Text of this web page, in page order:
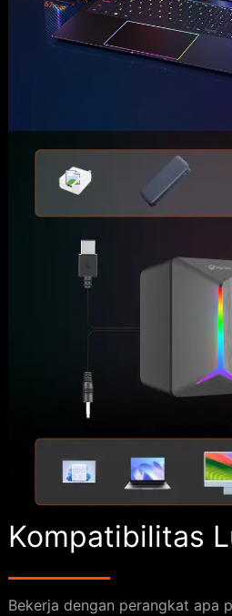
Kompatibilitas
Bekerja dengan perangkat apa